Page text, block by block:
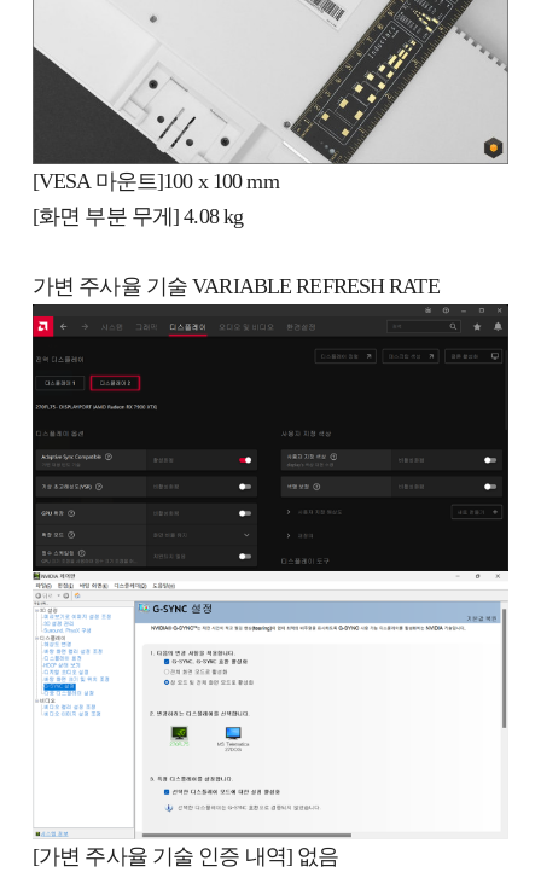
[VESA 마운트]100 x 100 mm
[화면 부분 무게] 4.08 kg
가변 주사율 기술 VARIABLE REFRESH RATE
[가변 주사율 기술 인증 내역] 없음